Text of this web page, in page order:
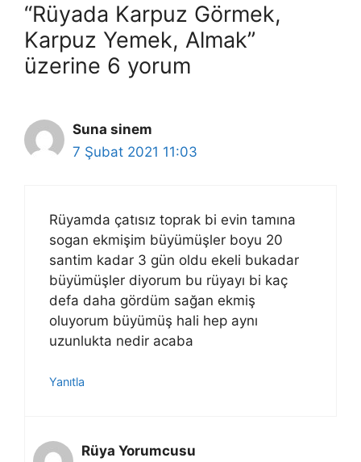
“Rüyada Karpuz Görmek,
Karpuz Yemek, Almak”
üzerine 6 yorum
Suna sinem
7 Şubat 2021 11:03
Rüyamda çatısız toprak bi evin tamına
sogan ekmişim büyümüşler boyu 20
santim kadar 3 gün oldu ekeli bukadar
büyümüşler diyorum bu rüyayı bi kaç
defa daha gördüm sağan ekmiş
oluyorum büyümüş hali hep aynı
uzunlukta nedir acaba
Yanıtla
Rüya Yorumcusu